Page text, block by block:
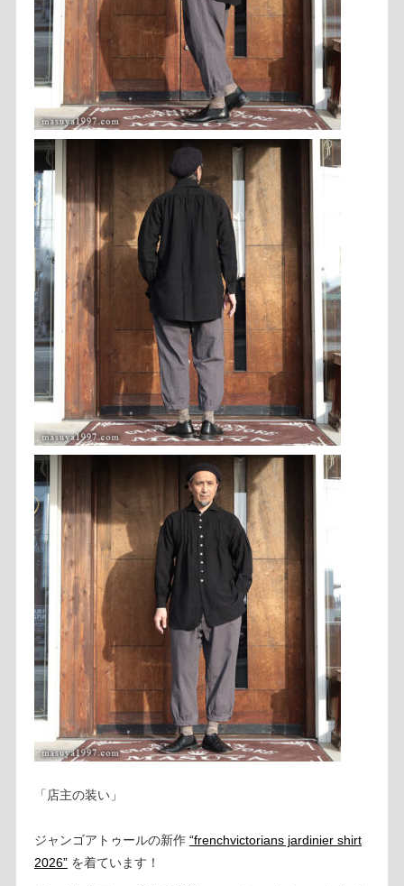
「店主の装い」
ジャンゴアトゥールの新作 “frenchvictorians jardinier shirt
2026”を着ています！